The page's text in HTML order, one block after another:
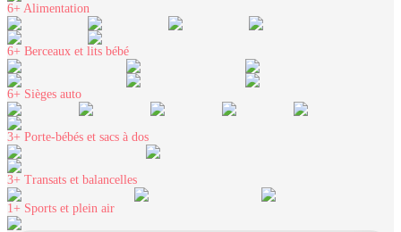
6+ Alimentation
6+ Berceaux et lits bébé
6+ Sièges auto
3+ Porte-bébés et sacs à dos
3+ Transats et balancelles
1+ Sports et plein air